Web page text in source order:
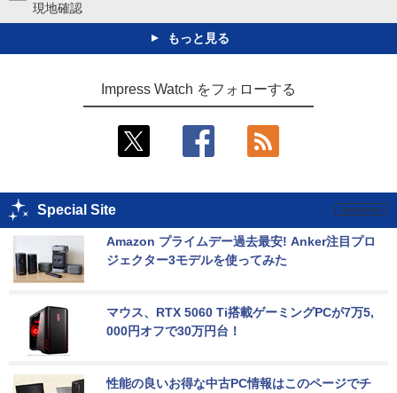
現地確認
もっと見る
Impress Watch をフォローする
Special Site
Amazon プライムデー過去最安! Anker注目プロ
ジェクター3モデルを使ってみた
マウス、RTX 5060 Ti搭載ゲーミングPCが7万5,
000円オフで30万円台！
性能の良いお得な中古PC情報はこのページでチ